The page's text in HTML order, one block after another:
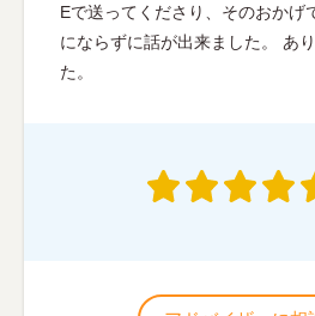
Eで送ってくださり、そのおかげ
にならずに話が出来ました。 あ
た。